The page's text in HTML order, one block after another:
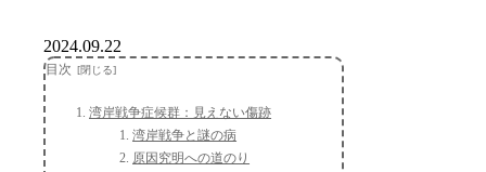
2024.09.22
目次
湾岸戦争症候群：見えない傷跡
湾岸戦争と謎の病
原因究明への道のり